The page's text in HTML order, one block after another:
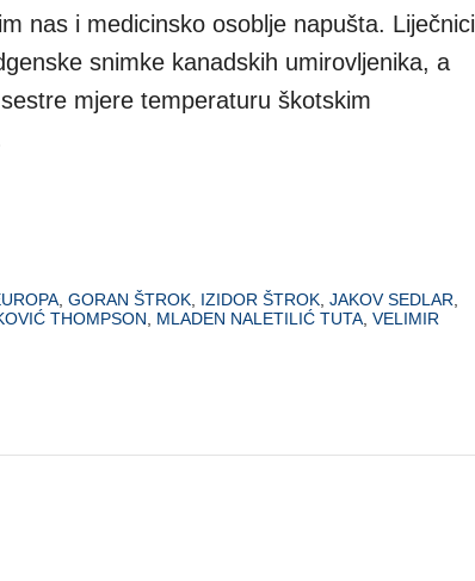
nas i medicinsko osoblje napušta. Liječnici
snimke kanadskih umirovljenika, a
mjere temperaturu škotskim
GORAN ŠTROK IZIDOR ŠTROK JAKOV SEDLAR
THOMPSON MLADEN NALETILIĆ TUTA VELIMIR